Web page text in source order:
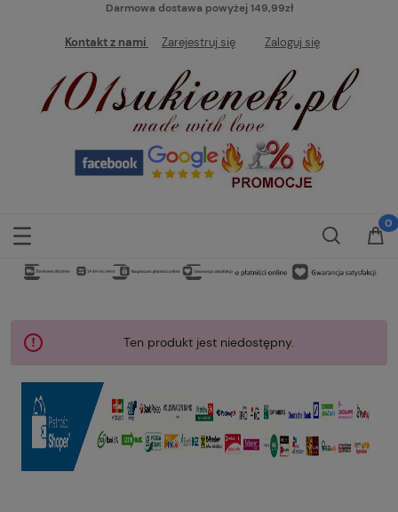
Darmowa dostawa powyżej 149,99zł
Kontakt z nami Zarejestruj się Zaloguj się
Ten produkt jest niedostępny.